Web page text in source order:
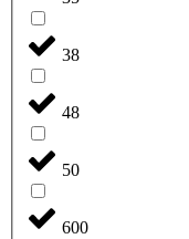
38
48
50
600